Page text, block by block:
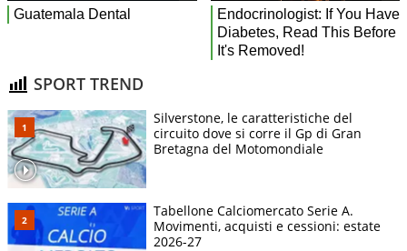
SPORT TREND
Silverstone, le caratteristiche del
circuito dove si corre il Gp di Gran
Bretagna del Motomondiale
Tabellone Calciomercato Serie A.
Movimenti, acquisti e cessioni: estate
2026-27